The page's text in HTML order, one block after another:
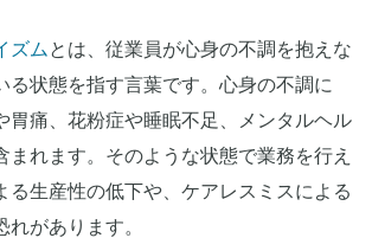
②人材定着率の向上
③健康経営の実現につながる
②東大1項目版
ズム とは、従業員が心身の不調を抱えな
る状態を指す言葉です。心身の不調に
胃痛、花粉症や睡眠不足、メンタルヘル
まれます。そのような状態で業務を行え
る生産性の低下や、ケアレスミスによる
れがあります。